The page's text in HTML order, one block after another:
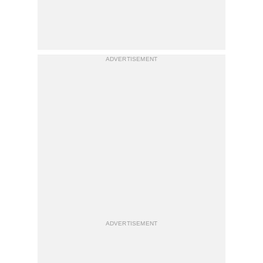
ADVERTISEMENT
ADVERTISEMENT